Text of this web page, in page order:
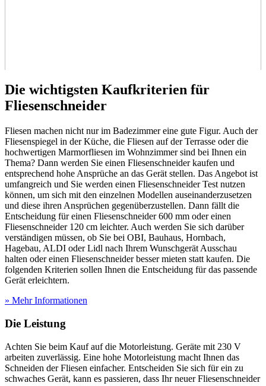
Die wichtigsten Kaufkriterien für
Fliesenschneider
Fliesen machen nicht nur im Badezimmer eine gute Figur. Auch der
Fliesenspiegel in der Küche, die Fliesen auf der Terrasse oder die
hochwertigen Marmorfliesen im Wohnzimmer sind bei Ihnen ein
Thema? Dann werden Sie einen Fliesenschneider kaufen und
entsprechend hohe Ansprüche an das Gerät stellen. Das Angebot ist
umfangreich und Sie werden einen Fliesenschneider Test nutzen
können, um sich mit den einzelnen Modellen auseinanderzusetzen
und diese ihren Ansprüchen gegenüberzustellen. Dann fällt die
Entscheidung für einen Fliesenschneider 600 mm oder einen
Fliesenschneider 120 cm leichter. Auch werden Sie sich darüber
verständigen müssen, ob Sie bei OBI, Bauhaus, Hornbach,
Hagebau, ALDI oder Lidl nach Ihrem Wunschgerät Ausschau
halten oder einen Fliesenschneider besser mieten statt kaufen. Die
folgenden Kriterien sollen Ihnen die Entscheidung für das passende
Gerät erleichtern.
» Mehr Informationen
Die Leistung
Achten Sie beim Kauf auf die Motorleistung. Geräte mit 230 V
arbeiten zuverlässig. Eine hohe Motorleistung macht Ihnen das
Schneiden der Fliesen einfacher. Entscheiden Sie sich für ein zu
schwaches Gerät, kann es passieren, dass Ihr neuer Fliesenschneider